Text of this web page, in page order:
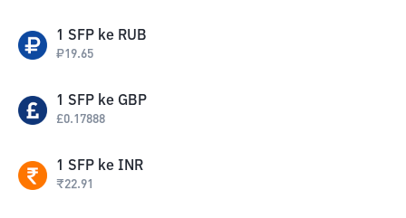
1 SFP ke RUB
₽19.65
1 SFP ke GBP
£0.17888
1 SFP ke INR
₹22.91